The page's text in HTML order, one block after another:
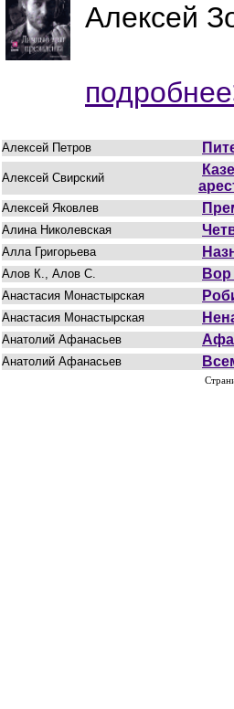
Алексей
Алексей Петров
Алексей Свирский
Алексей Яковлев
Алина Николевская
Алла Григорьева
Алов К., Алов С. Вор
Анастасия Монастырская
Анастасия Монастырская
Анатолий Афанасьев
Анатолий Афанасьев